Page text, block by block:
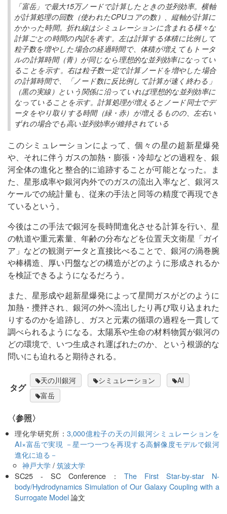
「富岳」で最大15万ノードで計算したときの並列効率。横軸
が計算処理の回数（使われたCPUコアの数）、縦軸が計算に
かかった時間。折れ線はシミュレーションに含まれる様々な
計算ごとの時間の内訳を表す。左は計算する体積に比例して
粒子数を増やした場合の経過時間で、体積が増えてもトータ
ルの計算時間（青）が同じなら理想的な並列効率になってい
ることを示す。右は粒子数一定で計算ノードを増やした場合
の計算時間で、「ノード数に反比例して計算が速く終わる」
（黒の実線）という関係に沿っていれば理想的な並列効率に
なっていることを示す。計算処理が増えるとノード同士でデ
ータをやり取りする時間（緑・赤）が増えるものの、左右い
ずれの場合でも高い並列効率が維持されている
このシミュレーションによって、個々の星の超新星爆発
や、それに伴うガスの加熱・膨張・冷却などの過程を、銀
河全体の進化と整合的に追跡することが可能となった。ま
た、星形成率や銀河内外でのガスの流出入率など、銀河ス
ケールでの統計量も、従来の手法と同等の精度で再現でき
ているという。
今後はこの手法で銀河を長時間進化させる計算を行い、星
の軌道や重元素量、年齢の分布などを位置天文衛星「ガイ
ア」などの観測データと直接比べることで、銀河の渦巻腕
や棒構造、厚い円盤などの構造がどのように形成されるか
を検証できるようになるだろう。
また、星形成や超新星爆発によって星間ガスがどのように
加熱・攪拌され、銀河の外へ流出したり再び取り込まれた
りするのかを追跡し、ガスと元素の循環の過程を一貫して
調べられるようになる。太陽系や生命の材料物質が銀河の
どの環境で、いつ生成され運ばれたのか、という根源的な
問いにも迫れると期待される。
タグ
天の川銀河 シミュレーション
AI
富岳
〈参照〉
理化学研究所：3,000億粒子の天の川銀河シミュレーションを
AI×富岳で実現 －星一つ一つを再現する高解像度モデルで銀河
進化に迫る－
神戸大学/筑波大学
SC25 - SC Conference：The First Star-by-star N-
body/Hydrodynamics Simulation of Our Galaxy Coupling with a
Surrogate Model論文